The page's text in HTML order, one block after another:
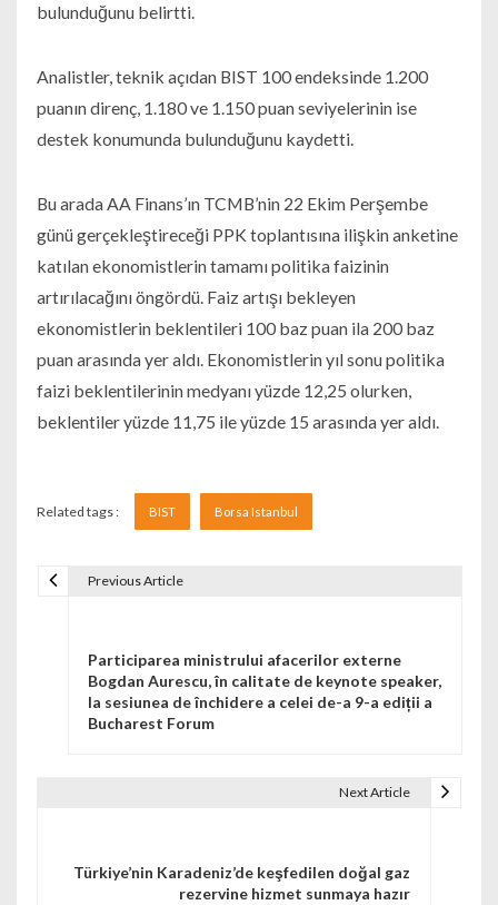
bulunduğunu belirtti.
Analistler, teknik açıdan BIST 100 endeksinde 1.200
puanın direnç, 1.180 ve 1.150 puan seviyelerinin ise
destek konumunda bulunduğunu kaydetti.
Bu arada AA Finans’ın TCMB’nin 22 Ekim Perşembe
günü gerçekleştireceği PPK toplantısına ilişkin anketine
katılan ekonomistlerin tamamı politika faizinin
artırılacağını öngördü. Faiz artışı bekleyen
ekonomistlerin beklentileri 100 baz puan ila 200 baz
puan arasında yer aldı. Ekonomistlerin yıl sonu politika
faizi beklentilerinin medyanı yüzde 12,25 olurken,
beklentiler yüzde 11,75 ile yüzde 15 arasında yer aldı.
Related tags : BIST Borsa Istanbul
Previous Article
Participarea ministrului afacerilor externe
Bogdan Aurescu, în calitate de keynote speaker,
la sesiunea de închidere a celei de-a 9-a ediții a
Bucharest Forum
Next Article
Türkiye’nin Karadeniz’de keşfedilen doğal gaz
rezervine hizmet sunmaya hazır